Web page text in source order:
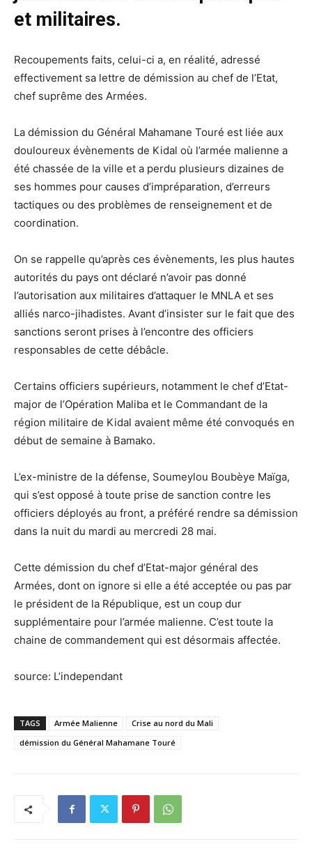
et militaires.
Recoupements faits, celui-ci a, en réalité, adressé
effectivement sa lettre de démission au chef de l’Etat,
chef suprême des Armées.
La démission du Général Mahamane Touré est liée aux
douloureux évènements de Kidal où l’armée malienne a
été chassée de la ville et a perdu plusieurs dizaines de
ses hommes pour causes d’impréparation, d’erreurs
tactiques ou des problèmes de renseignement et de
coordination.
On se rappelle qu’après ces évènements, les plus hautes
autorités du pays ont déclaré n’avoir pas donné
l’autorisation aux militaires d’attaquer le MNLA et ses
alliés narco-jihadistes. Avant d’insister sur le fait que des
sanctions seront prises à l’encontre des officiers
responsables de cette débâcle.
Certains officiers supérieurs, notamment le chef d’Etat-
major de l’Opération Maliba et le Commandant de la
région militaire de Kidal avaient même été convoqués en
début de semaine à Bamako.
L’ex-ministre de la défense, Soumeylou Boubèye Maïga,
qui s’est opposé à toute prise de sanction contre les
officiers déployés au front, a préféré rendre sa démission
dans la nuit du mardi au mercredi 28 mai.
Cette démission du chef d’Etat-major général des
Armées, dont on ignore si elle a été acceptée ou pas par
le président de la République, est un coup dur
supplémentaire pour l’armée malienne. C’est toute la
chaine de commandement qui est désormais affectée.
source: L’independant
TAGS Armée Malienne
Crise au nord du Mali
démission du Général Mahamane Touré